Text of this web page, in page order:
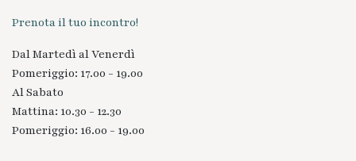
Prenota il tuo incontro!
Dal Martedì al Venerdì
Pomeriggio: 17.00 - 19.00
Al Sabato
Mattina: 10.30 - 12.30
Pomeriggio: 16.00 - 19.00